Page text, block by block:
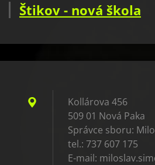
Štikov - nová škola
Kollárova 456
509 01 Nová Paka
Správce sboru:
tel.: 737 607 175
E-mail: